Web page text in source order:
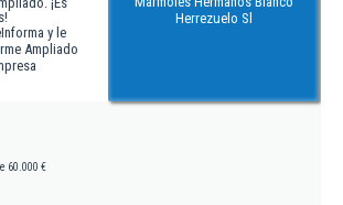
y le
Ampliado
Herrezuelo Sl
60.000 €